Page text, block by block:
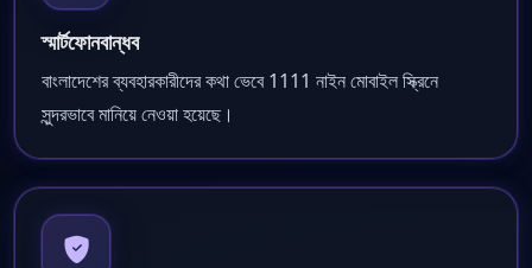
স্মার্টফোনবান্ধব
বাংলাদেশের ব্যবহারকারীদের কথা ভেবে 1111 নাইন মোবাইল স্ক্রিনে
সুন্দরভাবে মানিয়ে নেওয়া হয়েছে।